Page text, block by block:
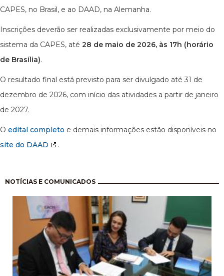
CAPES, no Brasil, e ao DAAD, na Alemanha.
Inscrições deverão ser realizadas exclusivamente por meio do
sistema da CAPES, até 28 de maio de 2026, às 17h (horário
de Brasília).
O resultado final está previsto para ser divulgado até 31 de
dezembro de 2026, com início das atividades a partir de janeiro
de 2027.
O edital completo e demais informações estão disponíveis no
site do DAAD
.
NOTÍCIAS E COMUNICADOS
Paginação